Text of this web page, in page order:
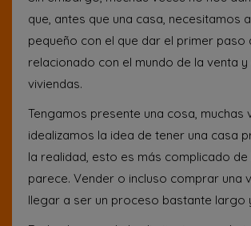
que, antes que una casa, necesitamos
pequeño con el que dar el primer paso
relacionado con el mundo de la venta
viviendas.
Tengamos presente una cosa, muchas
idealizamos la idea de tener una casa
la realidad, esto es más complicado de
parece. Vender o incluso comprar una
llegar a ser un proceso bastante largo